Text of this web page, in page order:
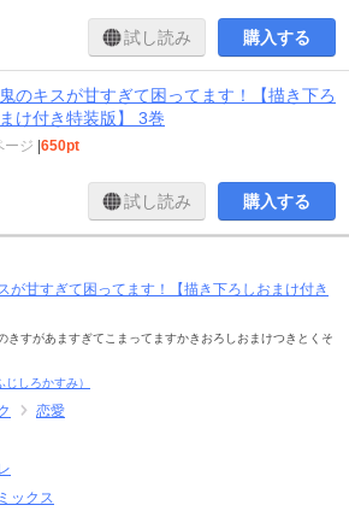
試し読み 購入する
のキスが甘すぎて困ってます！【描き下ろ
け付き特装版】 3巻
ージ |650pt
試し読み 購入する
が甘すぎて困ってます！【描き下ろしおまけ付き
きすがあますぎてこまってますかきおろしおまけつきとくそ
じしろかすみ）
恋愛
ックス